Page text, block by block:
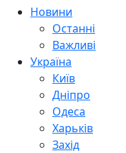
Новини
Останні
Важливі
Україна
Київ
Дніпро
Одеса
Харьків
Захід